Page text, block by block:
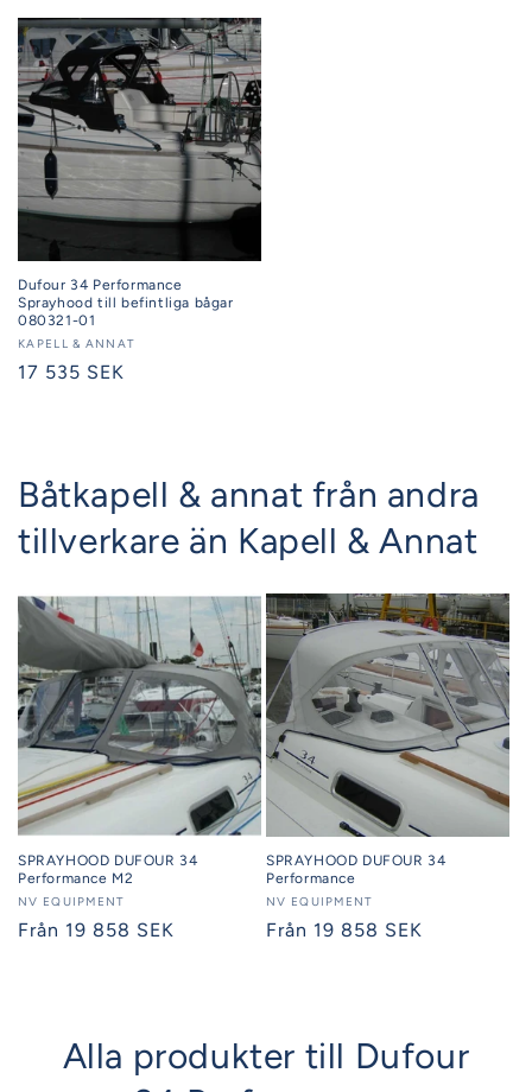
Dufour 34 Performance
Sprayhood till befintliga bågar
080321-01
Säljare:
KAPELL & ANNAT
Ordinarie
17 535 SEK
Båtkapell & annat från andra
tillverkare än Kapell & Annat
SPRAYHOOD DUFOUR 34
Performance M2
Säljare:
NV EQUIPMENT
Ordinarie
Från 19 858 SEK
SPRAYHOOD DUFOUR 34
Performance
Säljare:
NV EQUIPMENT
Ordinarie
Från 19 858 SEK
Alla produkter till Dufour